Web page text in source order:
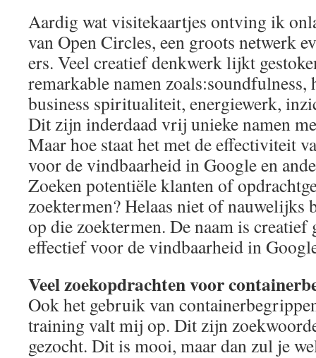
Aardig wat visitekaartjes ontving ik
van Open Circles, een groots netwerk
ers. Veel creatief denkwerk lijkt
remarkable namen
business spiritualiteit, energiewerk,
Dit zijn inderdaad vrij unieke namen
Maar hoe staat het met de effectiviteit
voor de vindbaarheid in Google en
Zoeken potentiële klanten of
zoektermen? Helaas niet of nauwelijks
op die zoektermen. De naam is creatief
effectief voor de vindbaarheid in
Veel zoekopdrachten voor
Ook het gebruik van
training valt mij op. Dit zijn
gezocht. Dit is mooi, maar dan zul je